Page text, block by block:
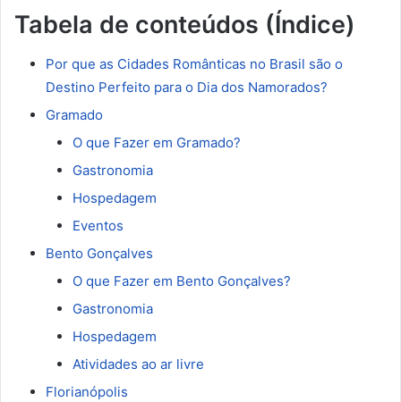
Tabela de conteúdos (Índice)
Por que as Cidades Românticas no Brasil são o
Destino Perfeito para o Dia dos Namorados?
Gramado
O que Fazer em Gramado?
Gastronomia
Hospedagem
Eventos
Bento Gonçalves
O que Fazer em Bento Gonçalves?
Gastronomia
Hospedagem
Atividades ao ar livre
Florianópolis